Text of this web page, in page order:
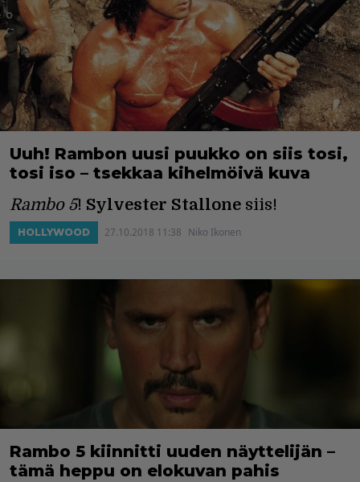
Uuh! Rambon uusi puukko on siis tosi,
tosi iso – tsekkaa kihelmöivä kuva
Rambo 5! Sylvester Stallone siis!
HOLLYWOOD 27.10.2018 11:38 Niko Ikonen
Rambo 5 kiinnitti uuden näyttelijän –
tämä heppu on elokuvan pahis